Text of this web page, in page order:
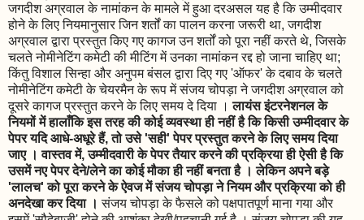
जगदीश अग्रवाल के नामांकन के मामले में हुआ दरअसल यह है कि उम्मीदवार
होने के लिए नियमानुसार जिन शर्तों का पालन करना जरूरी था, जगदीश
अग्रवाल द्वारा प्रस्तुत किए गए कागज उन शर्तों को पूरा नहीं करते थे, जिसके
चलते नोमीनेटिंग कमेटी की मीटिंग में उनका नामांकन रद्द हो जाना चाहिए था;
किंतु विशाल सिन्हा और अनुपम बंसल द्वारा दिए गए 'ऑफर' के दबाव के चलते
नोमीनेटिंग कमेटी के चेयरमैन के रूप में संजय चोपड़ा ने जगदीश अग्रवाल को
दूसरे कागज प्रस्तुत करने के लिए समय दे दिया ।लायंस इंटरनेशनल के
नियमों में हालाँकि इस तरह की कोई व्यवस्था ही नहीं है कि किसी उम्मीदवार के
पेपर यदि आधे-अधूरे हैं, तो उसे 'सही' पेपर प्रस्तुत करने के लिए समय दिया
जाए । वास्तव में, उम्मीदवारी के पेपर तैयार करने की प्रक्रिया ही ऐसी है कि
उसमें नए पेपर देने/लेने का कोई मौका ही नहीं बनता है । लेकिन अपने बड़े
'लालच' को पूरा करने के ऐवज में संजय चोपड़ा ने नियम और प्रक्रिया को ही
अनदेखा कर दिया । संजय चोपड़ा के फैसले को पक्षपातपूर्ण माना गया और